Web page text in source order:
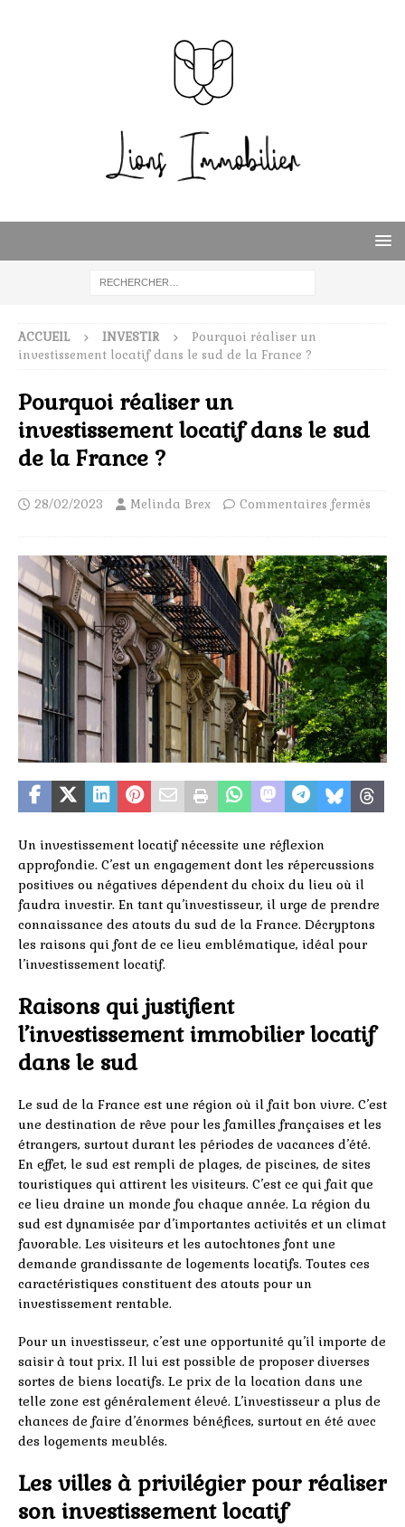
ACCUEIL INVESTIR
Pourquoi réaliser un
investissement locatif dans le sud de la France ?
Pourquoi réaliser un
investissement locatif dans le sud
de la France ?
28/02/2023 Melinda Brex Commentaires fermés
Un investissement locatif nécessite une réflexion
approfondie. C’est un engagement dont les répercussions
positives ou négatives dépendent du choix du lieu où il
faudra investir. En tant qu’investisseur, il urge de prendre
connaissance des atouts du sud de la France. Décryptons
les raisons qui font de ce lieu emblématique, idéal pour
l’investissement locatif.
Raisons qui justifient
l’investissement immobilier locatif
dans le sud
Le sud de la France est une région où il fait bon vivre. C’est
une destination de rêve pour les familles françaises et les
étrangers, surtout durant les périodes de vacances d’été.
En effet, le sud est rempli de plages, de piscines, de sites
touristiques qui attirent les visiteurs. C’est ce qui fait que
ce lieu draine un monde fou chaque année. La région du
sud est dynamisée par d’importantes activités et un climat
favorable. Les visiteurs et les autochtones font une
demande grandissante de logements locatifs. Toutes ces
caractéristiques constituent des atouts pour un
investissement rentable.
Pour un investisseur, c’est une opportunité qu’il importe de
saisir à tout prix. Il lui est possible de proposer diverses
sortes de biens locatifs. Le prix de la location dans une
telle zone est généralement élevé. L’investisseur a plus de
chances de faire d’énormes bénéfices, surtout en été avec
des logements meublés.
Les villes à privilégier pour réaliser
son investissement locatif